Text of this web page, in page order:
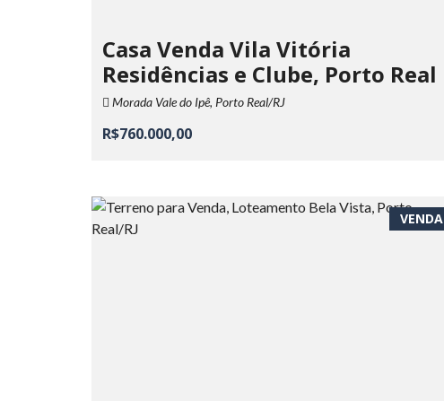
Casa Venda Vila Vitória
Residências e Clube, Porto Real
Morada Vale do Ipê, Porto Real/RJ
R$760.000,00
VENDA